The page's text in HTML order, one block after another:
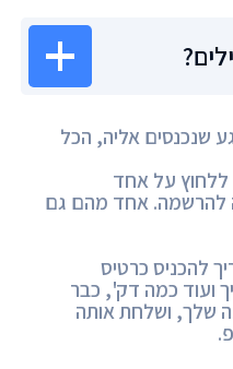
שנכנסים אליה, הכל
על אחד
להרשמה. אחד מהם גם
להכניס כרטיס
ועוד כמה דק', כבר
שלך, ושלחת אותה